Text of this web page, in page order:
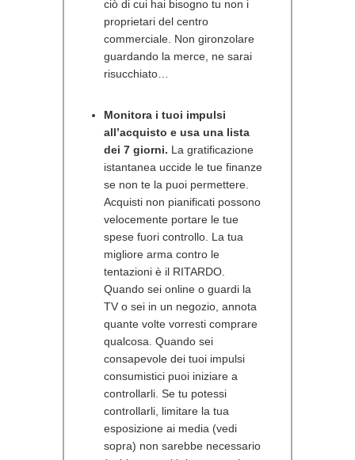
ciò di cui hai bisogno tu non i
proprietari del centro
commerciale. Non gironzolare
guardando la merce, ne sarai
risucchiato…
Monitora i tuoi impulsi
all’acquisto e usa una lista
dei 7 giorni. La gratificazione
istantanea uccide le tue finanze
se non te la puoi permettere.
Acquisti non pianificati possono
velocemente portare le tue
spese fuori controllo. La tua
migliore arma contro le
tentazioni è il RITARDO.
Quando sei online o guardi la
TV o sei in un negozio, annota
quante volte vorresti comprare
qualcosa. Quando sei
consapevole dei tuoi impulsi
consumistici puoi iniziare a
controllarli. Se tu potessi
controllarli, limitare la tua
esposizione ai media (vedi
sopra) non sarebbe necessario